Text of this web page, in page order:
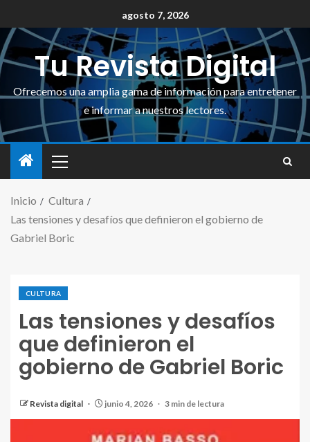
agosto 7, 2026
Tu Revista Digital
Ofrecemos una amplia gama de información para entretener
e informar a nuestros lectores.
Inicio
Cultura
Las tensiones y desafíos que definieron el gobierno de
Gabriel Boric
CULTURA
Las tensiones y desafíos
que definieron el
gobierno de Gabriel Boric
Revista digital junio 4, 2026 3 min de lectura